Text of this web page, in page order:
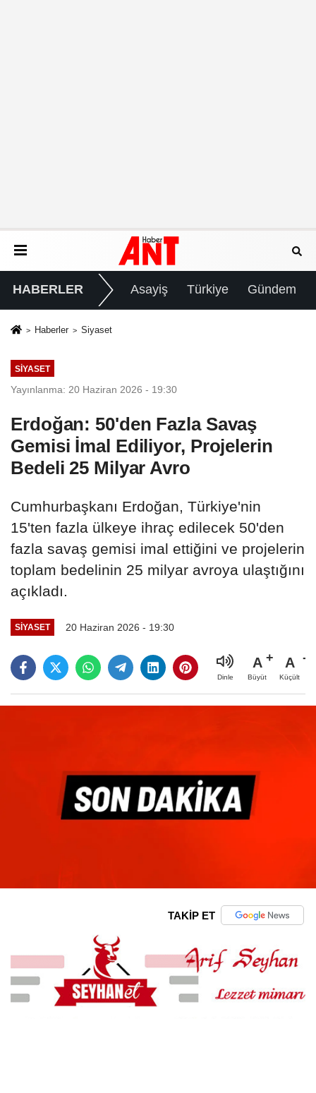
HABERLER Asayiş Türkiye Gündem
Haberler Siyaset
SIYASET
Yayınlanma: 20 Haziran 2026 - 19:30
Erdoğan: 50'den Fazla Savaş
Gemisi İmal Ediliyor, Projelerin
Bedeli 25 Milyar Avro
Cumhurbaşkanı Erdoğan, Türkiye'nin
15'ten fazla ülkeye ihraç edilecek 50'den
fazla savaş gemisi imal ettiğini ve projelerin
toplam bedelinin 25 milyar avroya ulaştığını
açıkladı.
SIYASET 20 Haziran 2026 - 19:30
Dinle
A
Büyüt
A
Küçült
TAKİP ET